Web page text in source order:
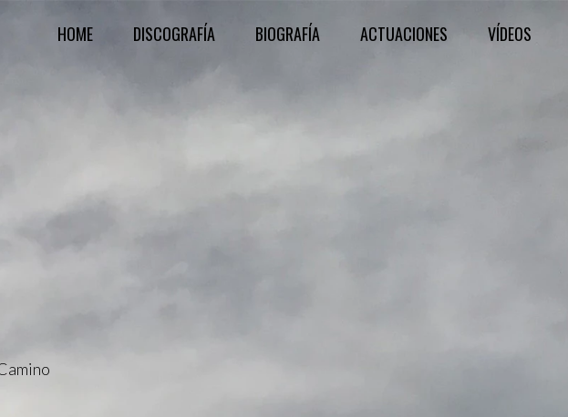
HOME DISCOGRAFÍA BIOGRAFÍA ACTUACIONES VÍDEOS